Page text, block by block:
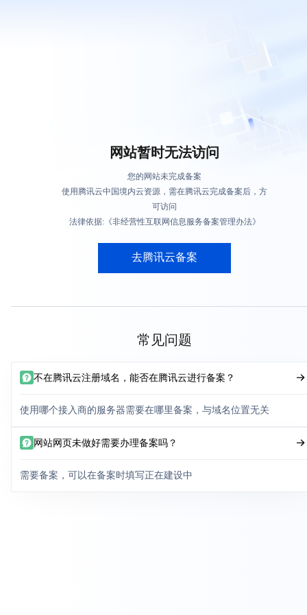
网站暂时无法访问
您的网站未完成备案
使用腾讯云中国境内云资源，需在腾讯云完成备案后，方
可访问
法律依据:《非经营性互联网信息服务备案管理办法》
去腾讯云备案
常见问题
不在腾讯云注册域名，能否在腾讯云进行备案？
使用哪个接入商的服务器需要在哪里备案，与域名位置无关
网站网页未做好需要办理备案吗？
需要备案，可以在备案时填写正在建设中